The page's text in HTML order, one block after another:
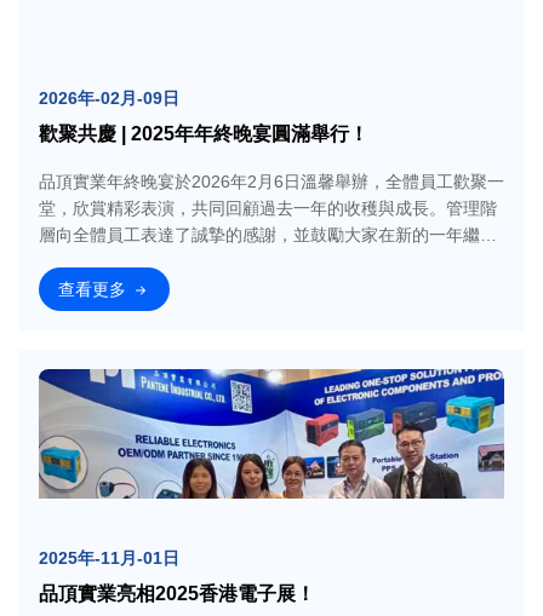
2026年-02月-09日
歡聚共慶 | 2025年年終晚宴圓滿舉行！
品頂實業年終晚宴於2026年2月6日溫馨舉辦，全體員工歡聚一
堂，欣賞精彩表演，共同回顧過去一年的收穫與成長。管理階
層向全體員工表達了誠摯的感謝，並鼓勵大家在新的一年繼續
查看更多
2025年-11月-01日
品頂實業亮相2025香港電子展！